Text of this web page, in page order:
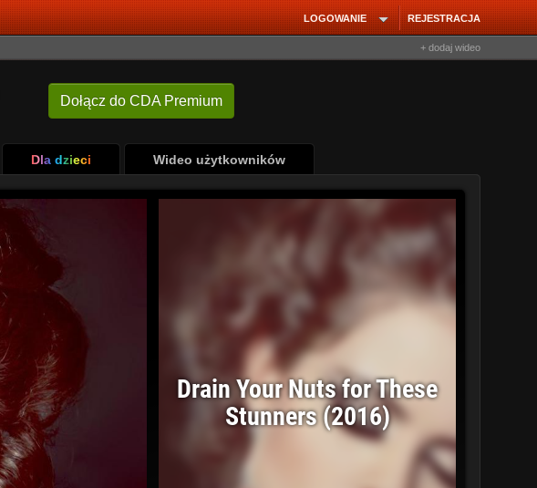
REJESTRACJA
LOGOWANIE
+ dodaj wideo
Dołącz do CDA Premium
Dla dzieci Wideo użytkowników
Drain Your Nuts for These
Stunners (2016)